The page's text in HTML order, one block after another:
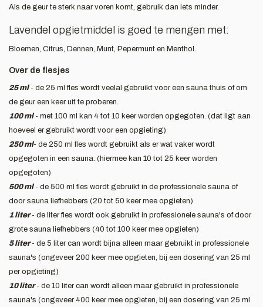
Als de geur te sterk naar voren komt, gebruik dan iets minder.
Lavendel opgietmiddel is goed te mengen met:
Bloemen, Citrus, Dennen, Munt, Pepermunt en Menthol.
Over de flesjes
25 ml- de 25 ml fles wordt veelal gebruikt voor een sauna thuis of om
de geur een keer uit te proberen.
100 ml- met 100 ml kan 4 tot 10 keer worden opgegoten. (dat ligt aan
hoeveel er gebruikt wordt voor een opgieting)
250 ml- de 250 ml fles wordt gebruikt als er wat vaker wordt
opgegoten in een sauna. (hiermee kan 10 tot 25 keer worden
opgegoten)
500 ml- de 500 ml fles wordt gebruikt in de professionele sauna of
door sauna liefhebbers (20 tot 50 keer mee opgieten)
1 liter- de liter fles wordt ook gebruikt in professionele sauna's of door
grote sauna liefhebbers (40 tot 100 keer mee opgieten)
5 liter- de 5 liter can wordt bijna alleen maar gebruikt in professionele
sauna's (ongeveer 200 keer mee opgieten, bij een dosering van 25 ml
per opgieting)
10 liter- de 10 liter can wordt alleen maar gebruikt in professionele
sauna's (ongeveer 400 keer mee opgieten, bij een dosering van 25 ml